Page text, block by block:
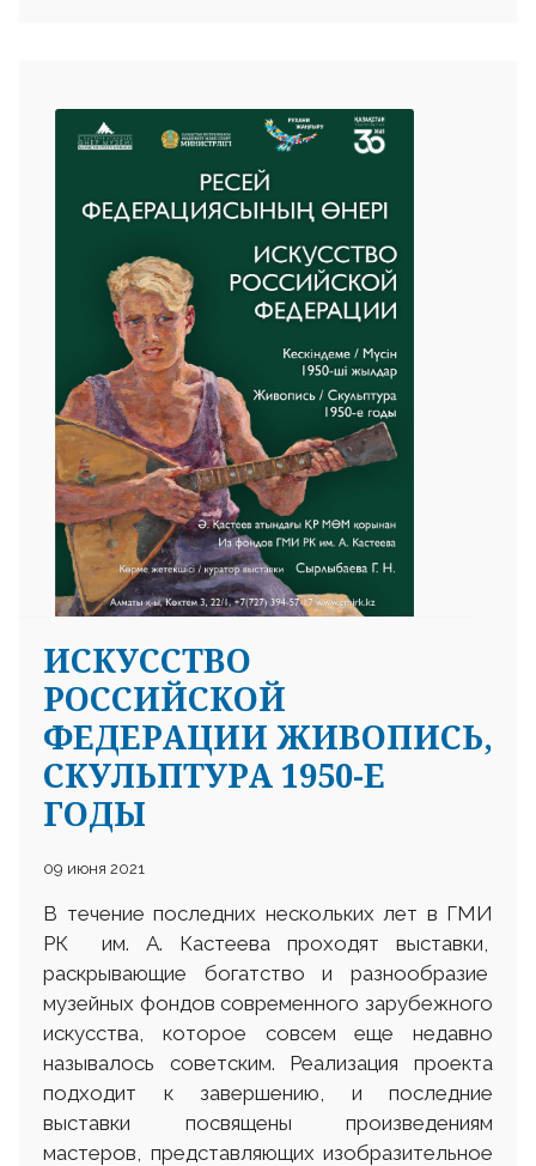
ИСКУССТВО
РОССИЙСКОЙ
ФЕДЕРАЦИИ ЖИВОПИСЬ,
СКУЛЬПТУРА 1950-Е
ГОДЫ
09 июня 2021
В течение последних нескольких лет в ГМИ
РК им. А. Кастеева проходят выставки,
раскрывающие богатство и разнообразие
музейных фондов современного зарубежного
искусства, которое совсем еще недавно
называлось советским. Реализация проекта
подходит к завершению, и последние
выставки посвящены произведениям
мастеров, представляющих изобразительное